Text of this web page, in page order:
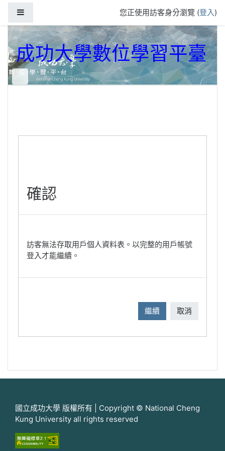
您正使用訪客身分瀏覽 (登入)
成功大學數位學習平臺
確認
訪客無法存取用戶個人資料表。以完整的用戶帳號
登入才能繼續。
繼續 取消
國立成功大學 版權所有 | Copyright © National Cheng
Kung University all rights reserved